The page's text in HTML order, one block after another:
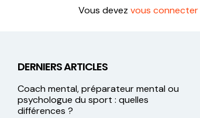
Vous devezvous connecter
DERNIERS ARTICLES
Coach mental, préparateur mental ou
psychologue du sport : quelles
différences ?